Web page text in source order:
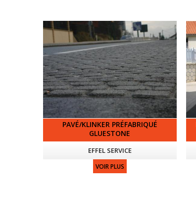
PAVÉ/KLINKER PRÉFABRIQUÉ
GLUESTONE
EFFEL SERVICE
VOIR PLUS